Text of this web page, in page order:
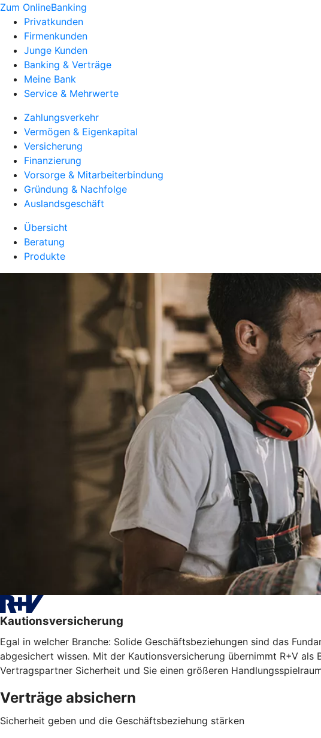
Zum OnlineBanking
Privatkunden
Firmenkunden
Junge Kunden
Banking & Verträge
Meine Bank
Service & Mehrwerte
Zahlungsverkehr
Vermögen & Eigenkapital
Versicherung
Finanzierung
Vorsorge & Mitarbeiterbindung
Gründung & Nachfolge
Auslandsgeschäft
Übersicht
Beratung
Produkte
Kautionsversicherung
Egal in welcher Branche: Solide Geschäftsbeziehungen sind das
abgesichert wissen. Mit der Kautionsversicherung übernimmt R+V
Vertragspartner Sicherheit und Sie einen größeren
Verträge absichern
Sicherheit geben und die Geschäftsbeziehung stärken